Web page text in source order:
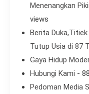
Menenangkan
views
Berita
Tutup Usia di 87
Gaya Hidup
Hubungi Kami -
Pedoman Media